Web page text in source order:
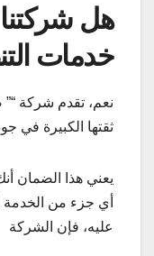
هل
خدمات
نعم، تقدم شركة “”
ثقتها الكبيرة في
يعني هذا الضمان
أي جزء من
عليه، فإن الشركة